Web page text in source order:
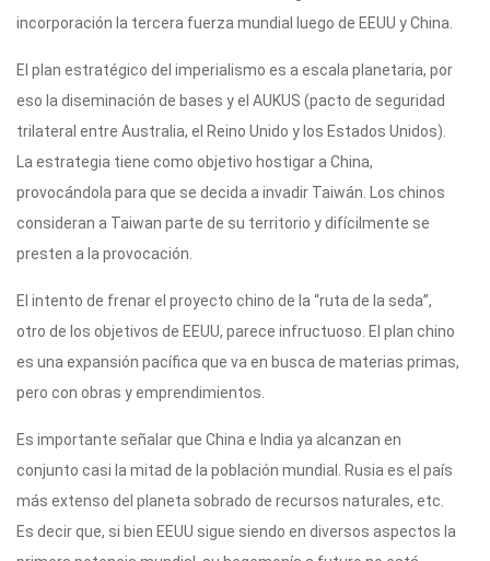
incorporación la tercera fuerza mundial luego de EEUU y China.
El plan estratégico del imperialismo es a escala planetaria, por
eso la diseminación de bases y el AUKUS (pacto de seguridad
trilateral entre Australia, el Reino Unido y los Estados Unidos).
La estrategia tiene como objetivo hostigar a China,
provocándola para que se decida a invadir Taiwán. Los chinos
consideran a Taiwan parte de su territorio y difícilmente se
presten a la provocación.
El intento de frenar el proyecto chino de la “ruta de la seda”,
otro de los objetivos de EEUU, parece infructuoso. El plan chino
es una expansión pacífica que va en busca de materias primas,
pero con obras y emprendimientos.
Es importante señalar que China e India ya alcanzan en
conjunto casi la mitad de la población mundial. Rusia es el país
más extenso del planeta sobrado de recursos naturales, etc.
Es decir que, si bien EEUU sigue siendo en diversos aspectos la